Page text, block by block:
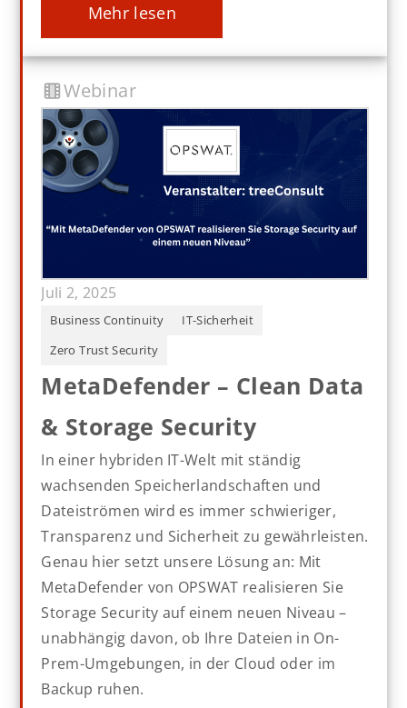
mehr lesen
Webinar
Juli 2, 2025
Business Continuity
IT-Sicherheit
Zero Trust Security
MetaDefender – Clean Data
& Storage Security
In einer hybriden IT-Welt mit ständig
wachsenden Speicherlandschaften und
Dateiströmen wird es immer schwieriger,
Transparenz und Sicherheit zu gewährleisten.
Genau hier setzt unsere Lösung an: Mit
MetaDefender von OPSWAT realisieren Sie
Storage Security auf einem neuen Niveau –
unabhängig davon, ob Ihre Dateien in On-
Prem-Umgebungen, in der Cloud oder im
Backup ruhen.